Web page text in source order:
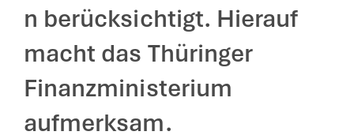
n berücksichtigt. Hierauf
macht das Thüringer
Finanzministerium
aufmerksam.